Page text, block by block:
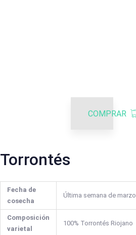
COMPRAR
Torrontés
Fecha de
cosecha
Última semana de marzo.
Composición
varietal
100% Torrontés Riojano